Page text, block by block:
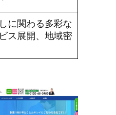
に関わる多彩な
ス展開、地域密